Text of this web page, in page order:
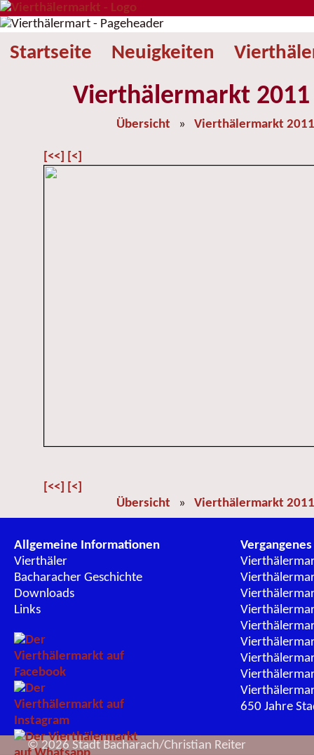
Startseite Neuigkeiten
Vierthälermarkt 2011
Übersicht » Vierthälermarkt 2011
[<<] [<]
[<<] [<]
Übersicht » Vierthälermarkt 2011
Allgemeine Informationen
Vierthäler
Bacharacher Geschichte
Downloads
Links
Vergangenes
650 Jahre
© 2026 Stadt Bacharach/Christian Reiter